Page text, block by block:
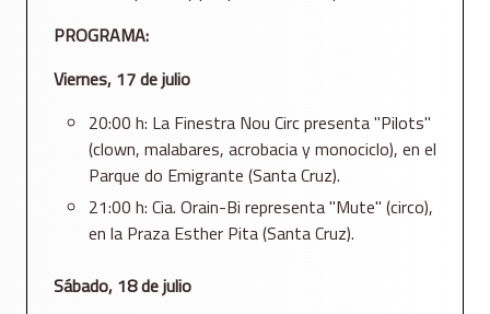
PROGRAMA:
Viernes, 17 de julio
20:00 h: La Finestra Nou Circ presenta "Pilots"
(clown, malabares, acrobacia y monociclo), en el
Parque do Emigrante (Santa Cruz).
21:00 h: Cia. Orain-Bi representa "Mute" (circo),
en la Praza Esther Pita (Santa Cruz).
Sábado, 18 de julio